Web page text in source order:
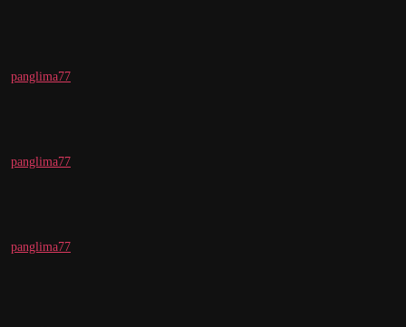
panglima77
panglima77
panglima77